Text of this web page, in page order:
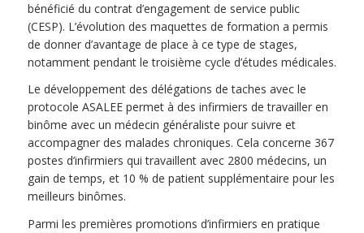
bénéficié du contrat d’engagement de service public
(CESP). L’évolution des maquettes de formation a permis
de donner d’avantage de place à ce type de stages,
notamment pendant le troisième cycle d’études médicales.
Le développement des délégations de taches avec le
protocole ASALEE permet à des infirmiers de travailler en
binôme avec un médecin généraliste pour suivre et
accompagner des malades chroniques. Cela concerne 367
postes d’infirmiers qui travaillent avec 2800 médecins, un
gain de temps, et 10 % de patient supplémentaire pour les
meilleurs binômes.
Parmi les premières promotions d’infirmiers en pratique